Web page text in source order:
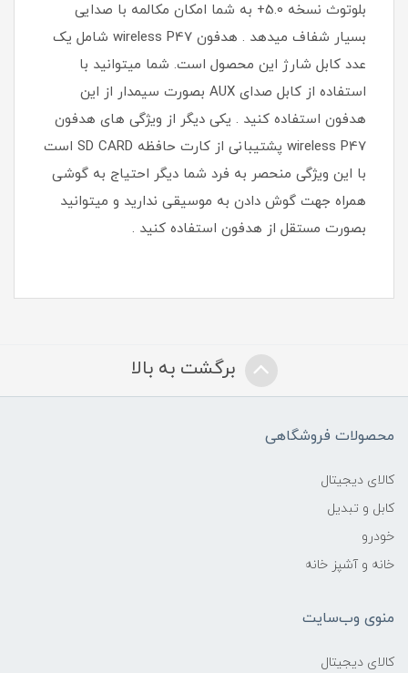
بلوتوث نسخه 5.0+ به شما امکان مکالمه با صدایی
بسیار شفاف میدهد . هدفون wireless P47 شامل یک
عدد کابل شارژ این محصول است. شما میتوانید با
استفاده از کابل صدای AUX بصورت سیمدار از این
هدفون استفاده کنید . یکی دیگر از ویژگی های هدفون
wireless P47 پشتیبانی از کارت حافظه SD CARD است
با این ویژگی منحصر به فرد شما دیگر احتیاج به گوشی
همراه جهت گوش دادن به موسیقی ندارید و میتوانید
بصورت مستقل از هدفون استفاده کنید .
برگشت به بالا
محصولات فروشگاهی
کالای دیجیتال
کابل و تبدیل
خودرو
خانه و آشپز خانه
منوی وب‌سایت
کالای دیجیتال